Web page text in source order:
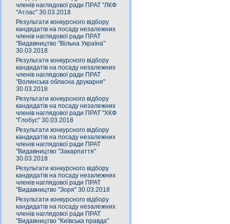
членів наглядової ради ПРАТ "ЛКФ
"Атлас" 30.03.2018
Результати конкурсного відбору
кандидатів на посаду незалежних
членів наглядової ради ПРАТ
"Видавництво "Вільна Україна"
30.03.2018
Результати конкурсного відбору
кандидатів на посаду незалежних
членів наглядової ради ПРАТ
"Волинська обласна друкарня"
30.03.2018
Результати конкурсного відбору
кандидатів на посаду незалежних
членів наглядової ради ПРАТ "ХКФ
"Глобус" 30.03.2018
Результати конкурсного відбору
кандидатів на посаду незалежних
членів наглядової ради ПРАТ
"Видавництво "Закарпаття"
30.03.2018
Результати конкурсного відбору
кандидатів на посаду незалежних
членів наглядової ради ПРАТ
"Видавництво "Зоря" 30.03.2018
Результати конкурсного відбору
кандидатів на посаду незалежних
членів наглядової ради ПРАТ
"Видавництво "Київська правда"